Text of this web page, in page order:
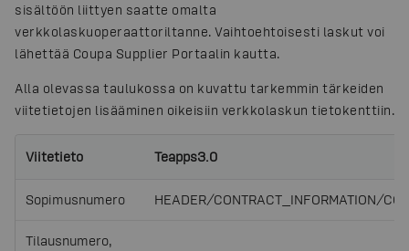
sisältöön liittyen saatte omalta
verkkolaskuoperaattoriltanne. Vaihtoehtoisesti laskut voi
lähettää Coupa Supplier Portaalin kautta.
Alla olevassa taulukossa on kuvattu tarkemmin tärkeiden
viitetietojen lisääminen oikeisiin verkkolaskun tietokenttiin.
Viitetieto Teapps3.0
Sopimusnumero HEADER/CONTRACT_INFORMATION/
Tilausnumero,